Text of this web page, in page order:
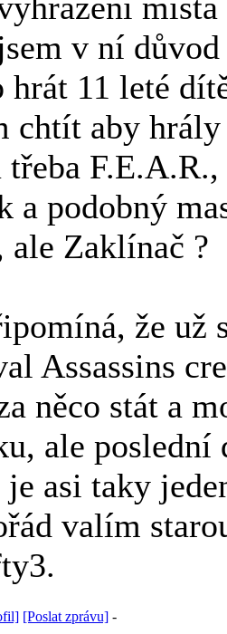
v ní
hrát 11 leté
chtít aby
třeba
a podobný
ale Zaklínač ?
že už
Assassins
něco stát a
ale poslední
asi taky
valím
[Poslat zprávu] -